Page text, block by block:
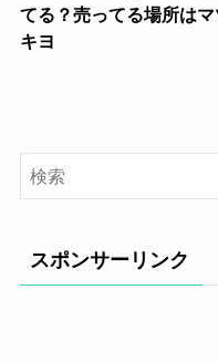
てる？売ってる場所はマ
キヨ
スポンサーリンク